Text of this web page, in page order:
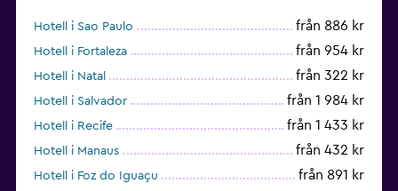
Hotell i Sao Paulo från 886 kr
Hotell i Fortaleza från 954 kr
Hotell i Natal från 322 kr
Hotell i Salvador från 1 984 kr
Hotell i Recife från 1 433 kr
Hotell i Manaus från 432 kr
Hotell i Foz do Iguaçu från 891 kr